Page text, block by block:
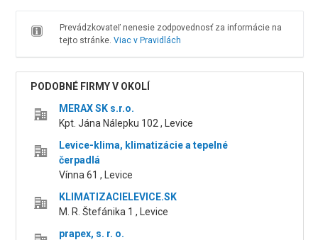
Prevádzkovateľ nenesie zodpovednosť za informácie na
tejto stránke. Viac v Pravidlách
PODOBNÉ FIRMY V OKOLÍ
MERAX SK s.r.o.
Kpt. Jána Nálepku 102 , Levice
Levice-klima, klimatizácie a tepelné
čerpadlá
Vínna 61 , Levice
KLIMATIZACIELEVICE.SK
M. R. Štefánika 1 , Levice
prapex, s. r. o.